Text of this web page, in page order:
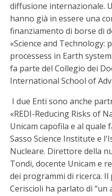
diffusione internazionale.
hanno già in essere una
finanziamento di borse di
«Science and Technology:
processess in Earth
fa parte del Collegio dei
International School of
I due Enti sono anche
«REDI-Reducing Risks of
Unicam capofila e al quale
Sasso Science Institute e
Nucleare. Direttore della
Tondi, docente Unicam e
dei programmi di ricerca.
Ceriscioli ha parlato di